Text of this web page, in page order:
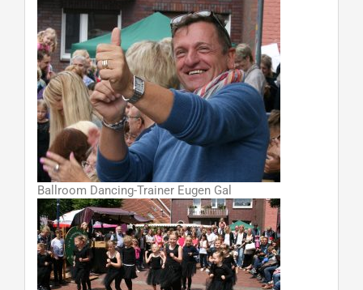
Ballroom Dancing-Trainer Eugen Gal